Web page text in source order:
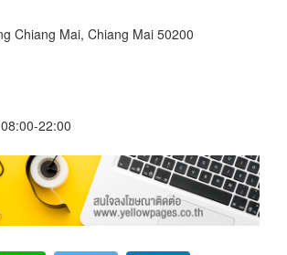
Chiang Mai, Chiang Mai 50200
22:00